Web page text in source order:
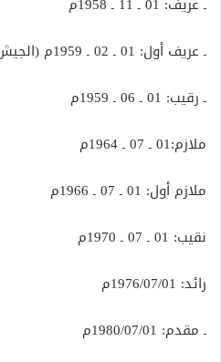
ـ عريف أول: 01 ـ 02 ـ 1959م (الجيش الوطني)
ـ رقيب: 01 ـ 06 ـ 1959م
ملازم:01 ـ 07 ـ 1964م
ملازم أول: 01 ـ 07 ـ 1966م
نقيب: 01 ـ 07 ـ 1970م
رائد: 1976/07/01م
ـ مقدم: 1980/07/01م